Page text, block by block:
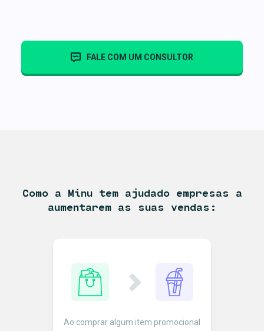
FALE COM UM CONSULTOR
Como a Minu tem ajudado empresas a
aumentarem as suas vendas:
Ao comprar algum item promocional